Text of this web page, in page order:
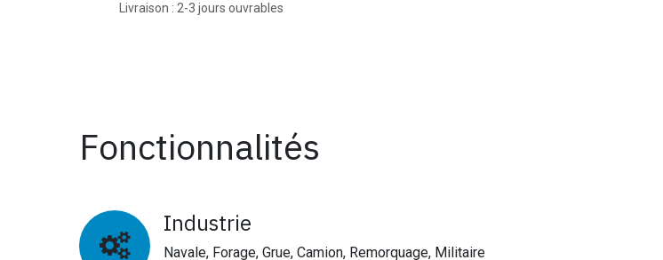
Livraison : 2-3 jours ouvrables
Fonctionnalités
Industrie
Navale, Forage, Grue, Camion, Remorquage, Militaire